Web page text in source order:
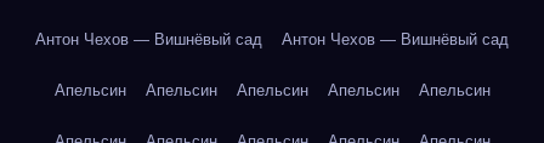
Антон Чехов — Вишнёвый сад Антон Чехов — Вишнёвый сад
Апельсин Апельсин Апельсин Апельсин Апельсин